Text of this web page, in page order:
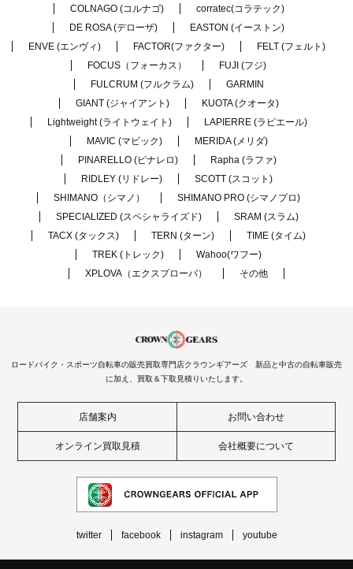
COLNAGO (コルナゴ)
corratec(コラテック)
DE ROSA (デローザ)
EASTON (イーストン)
ENVE (エンヴィ)
FACTOR(ファクター)
FELT (フェルト)
FOCUS（フォーカス）
FUJI (フジ)
FULCRUM (フルクラム)
GARMIN
GIANT (ジャイアント)
KUOTA (クオータ)
Lightweight (ライトウェイト)
LAPIERRE (ラピエール)
MAVIC (マビック)
MERIDA (メリダ)
PINARELLO (ピナレロ)
Rapha (ラファ)
RIDLEY (リドレー)
SCOTT (スコット)
SHIMANO（シマノ）
SHIMANO PRO (シマノプロ)
SPECIALIZED (スペシャライズド)
SRAM (スラム)
TACX (タックス)
TERN (ターン)
TIME (タイム)
TREK (トレック)
Wahoo(ワフー)
XPLOVA（エクスプローバ）
その他
ロードバイク・スポーツ自転車の販売買取専門店クラウンギアーズ 新品と中古の自転車販売
に加え、買取＆下取見積りいたします。
店舗案内 お問い合わせ
オンライン買取見積 会社概要について
twitter facebook instagram youtube